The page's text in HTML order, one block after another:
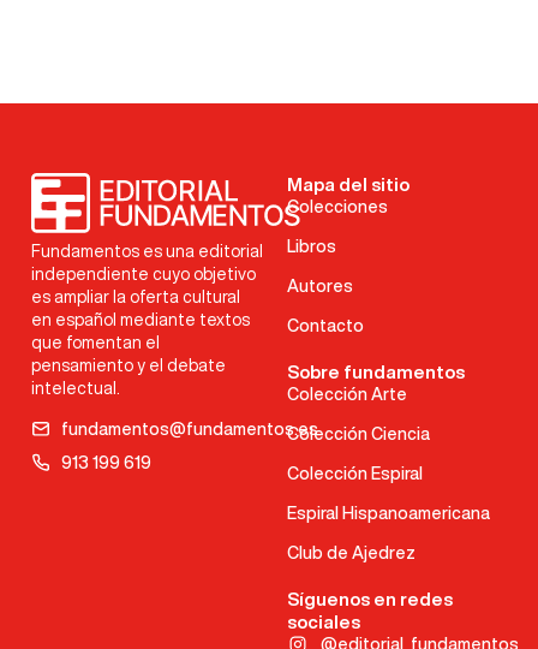
Fundamentos es una editorial
independiente cuyo objetivo
es ampliar la oferta cultural
en español mediante textos
que fomentan el
pensamiento y el debate
intelectual.
fundamentos@fundamentos.es
913 199 619
Mapa del sitio
Colecciones
Libros
Autores
Contacto
Sobre fundamentos
Colección Arte
Colección Ciencia
Colección Espiral
Espiral Hispanoamericana
Club de Ajedrez
Síguenos en redes
sociales
@editorial_fundamentos